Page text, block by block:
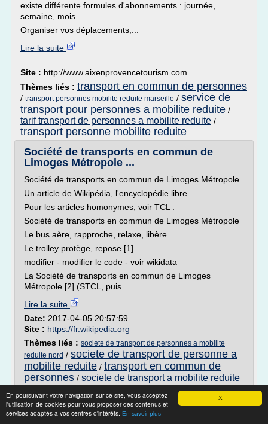
X
En poursuivant votre navigation sur ce site, vous acceptez
l'utilisation de cookies pour vous proposer des contenus et
services adaptés à vos centres d'intérêts. En savoir plus
existe différente formules d'abonnements : journée,
semaine, mois...
Organiser vos déplacements,...
Lire la suite
Site : http://www.aixenprovencetourism.com
Thèmes liés : transport en commun de personnes
/ transport personnes mobilite reduite marseille / service de
transport pour personnes a mobilite reduite /
tarif transport de personnes a mobilite reduite /
transport personne mobilite reduite
Société de transports en commun de
Limoges Métropole ...
Société de transports en commun de Limoges Métropole
Un article de Wikipédia, l'encyclopédie libre.
Pour les articles homonymes, voir TCL .
Société de transports en commun de Limoges Métropole
Le bus aère, rapproche, relaxe, libère
Le trolley protège, repose [1]
modifier - modifier le code - voir wikidata
La Société de transports en commun de Limoges
Métropole [2] (STCL, puis...
Lire la suite
Date: 2017-04-05 20:57:59
Site : https://fr.wikipedia.org
Thèmes liés : societe de transport de personnes a mobilite
reduite nord / societe de transport de personne a
mobilite reduite / transport en commun de
personnes / societe de transport a mobilite reduite
creation entreprise de transport de personne a mobilite
reduite
Accessibilité: le gouvernement confirme de